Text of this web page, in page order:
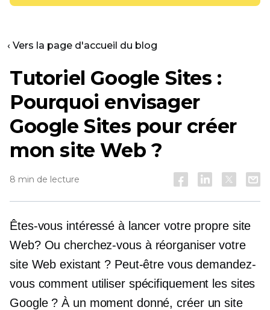
‹ Vers la page d'accueil du blog
Tutoriel Google Sites :
Pourquoi envisager
Google Sites pour créer
mon site Web ?
8 min de lecture
Êtes-vous intéressé à lancer votre propre site
Web? Ou cherchez-vous à réorganiser votre
site Web existant ? Peut-être vous demandez-
vous comment utiliser spécifiquement les sites
Google ? À un moment donné, créer un site